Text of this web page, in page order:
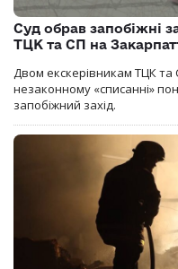
Суд обрав запобіжні
ТЦК та СП на
Двом екскерівникам ТЦК
незаконному «списанні»
запобіжний захід.